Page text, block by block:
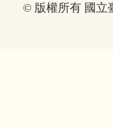
© 版權所有 國立